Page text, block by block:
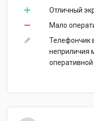
Отличный
Мало
Телефончик
неприличия